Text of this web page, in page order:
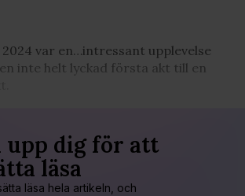
2024 var en…intressant upplevelse
inte helt lyckad första akt till en
upp dig för att
läsa
läsa hela artikeln, och